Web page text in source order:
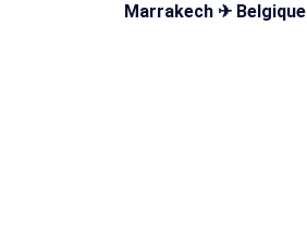
Marrakech ✈ Belgique